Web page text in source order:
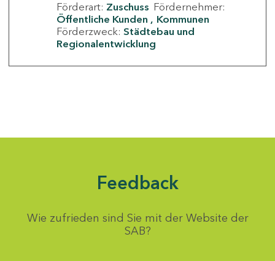
Förderart: Zuschuss Fördernehmer:
Öffentliche Kunden
Kommunen
Förderzweck: Städtebau und
Regionalentwicklung
Feedback
Wie zufrieden sind Sie mit der Website der
SAB?